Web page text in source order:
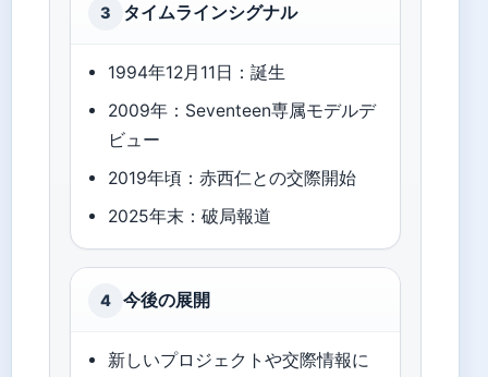
3 タイムラインシグナル
1994年12月11日：誕生
2009年：Seventeen専属モデルデ
ビュー
2019年頃：赤西仁との交際開始
2025年末：破局報道
4 今後の展開
新しいプロジェクトや交際情報に